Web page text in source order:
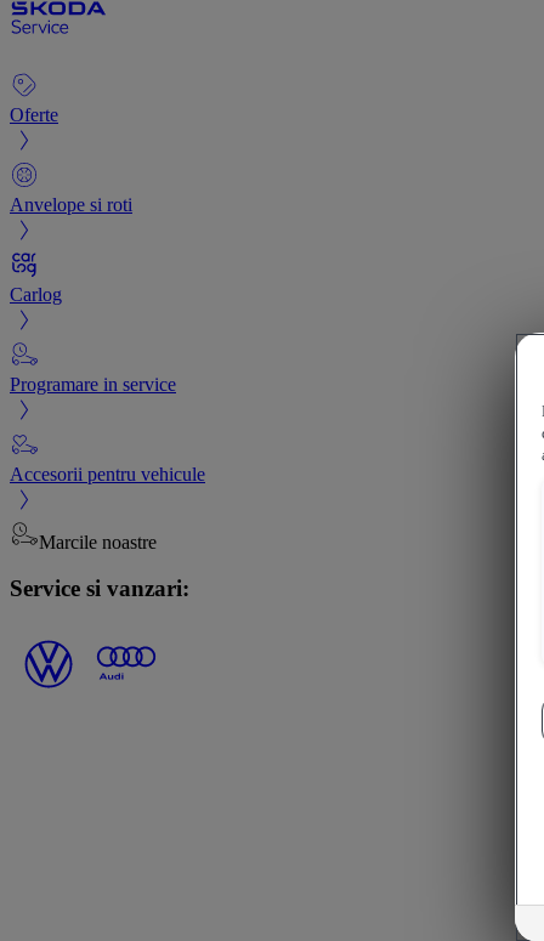
Oferte
Anvelope si roti
Carlog
Programare in service
Accesorii pentru vehicule
Marcile noastre
Service si vanzari: